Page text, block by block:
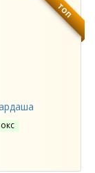
ТОП